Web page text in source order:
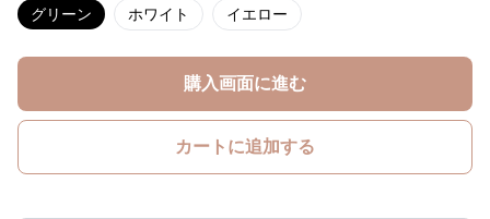
グリーン ホワイト イエロー
購入画面に進む
カートに追加する